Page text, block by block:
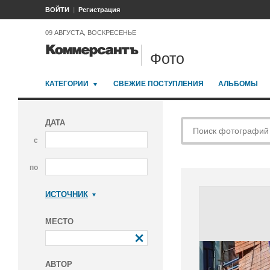
ВОЙТИ Регистрация
09 АВГУСТА, ВОСКРЕСЕНЬЕ
Фото
КАТЕГОРИИ СВЕЖИЕ ПОСТУПЛЕНИЯ АЛЬБОМЫ
ДАТА
с
по
ИСТОЧНИК
МЕСТО
АВТОР